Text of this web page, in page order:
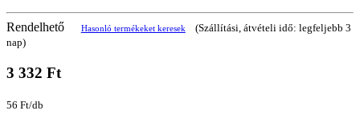
Rendelhető Hasonló termékeket keresek
(Szállítási, átvételi idő: legfeljebb 3
nap)
3 332 Ft
56 Ft/db